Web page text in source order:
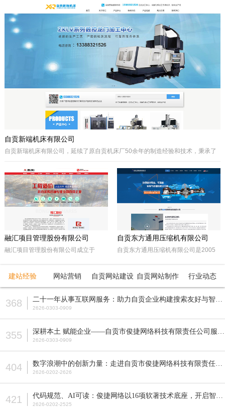
城”、“千年盐都”美誉的四川省自贡市。
公司自成立以来秉承质量第一、诚信为
本、开拓创兴的经营理念为宗旨，取得
了国内外客户的高度认可。公司拥有优
秀的策划设计团队、实战经验丰富的施
工队伍、科学的管理模式，秉承着创新
的理念、先进的技术、严格的施工管
理、热诚服务的态度为客户创造更大的
于自贡市高新区金泽华府旁，注册资本
10000万元，由自贡市城市建设投资开
发集团有限公司、自贡市鸿宇实业有限
公司、自贡市大安区汇安国有资本投资
运营集团有限公司、自贡市宇盛投资有
限公司等四个国有公司出资组建，市城
投集团控股。公司经营范围是沱江航电
镇、新农村和现代农业建设、移民安置
服务，基础设施及岸线生态建设，河道
疏浚、水环境治理和水资源经营利用，
港口码头装卸与仓储、港口物流...
自贡新端机床有限公司
自贡新瑞机床有限公司，延续了原自贡机床厂50余年的制造经验和技术，秉承了
公司生产：Z系列摇臂钻床、Z系列立式钻床、ZLKV系列数控龙门加工中心、ZLK
系列数控龙门钻床、VMC、立式加工中心、成套孔系加工专用机床、钻攻生产线
等产品的设计、制造。产品广泛应用于模具、机械制造、汽车制造、航空、船
舶、轨道交通、铁塔、钢结构等工业制造及机械加工领域。
融汇项目管理股份有限公司
融汇项目管理股份有限公司成立于
注册资本5000万人民币，是一家以政
产品国际招标代理、工程造价咨询、工
程监理等多元化发展的咨询服务企业。
自贡东方通用压缩机有限公司
自贡东方通用压缩机有限公司是2005
民营企业。由东方锅炉集团动能分厂同
贡市高新工业园区十大重点企业之一。
公司占地面积近70亩，注册资本5200
型、D型、L型、Z型、P型5个系列上百
压缩机气体力从20KN—800KN，排气
压力可达50MPa。各类成套气体压缩
建站经验 网站营销 自贡网站建设 自贡网站制作 行业动态
368 2626-0303-0909
355 2626-0303-0909
404 2626-0202-2626
421 2626-0202-2525